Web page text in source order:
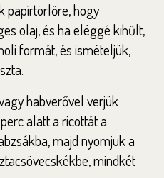
papírtörlőre, hogy
olaj, és ha eléggé kihűlt,
formát, és ismételjük,
habverővel verjük
alatt a ricottát a
majd nyomjuk a
mindkét